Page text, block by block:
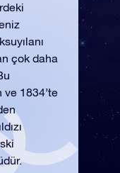
çok daha
ve 1834’te